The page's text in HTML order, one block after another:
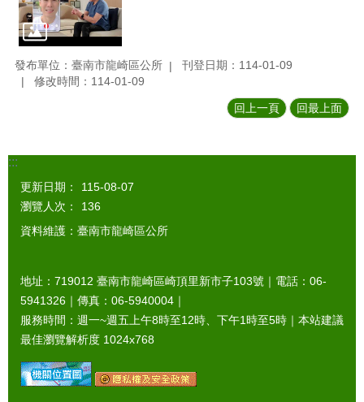
發布單位：臺南市龍崎區公所
刊登日期：114-01-09
修改時間：114-01-09
回上一頁 回最上面
:::
更新日期：
115-08-07
瀏覽人次：
136
資料維護：臺南市龍崎區公所
地址：719012 臺南市龍崎區崎頂里新市子103號｜電話：06-
5941326｜傳真：06-5940004｜
服務時間：週一~週五上午8時至12時、下午1時至5時｜本站建議
最佳瀏覽解析度 1024x768